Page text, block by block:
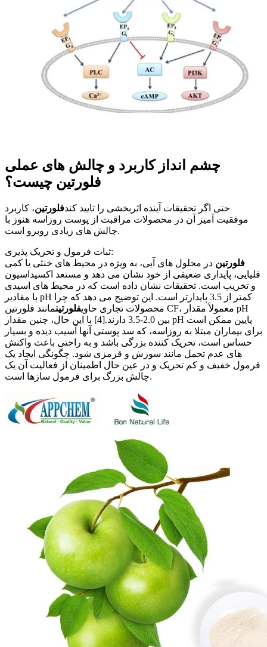
چشم انداز کاربرد و چالش های عملی
فلورتین چیست؟
حتی اگر تحقیقات آینده اثربخشی را تایید کندفلورتین، کاربرد
موفقیت آمیز آن در محصولات مراقبت از پوست روزاسه هنوز با
چالش های زیادی روبرو است.
ثبات فرمول و تحریک پذیری:
فلورتین در محلول های آبی، به ویژه در محیط های خنثی یا کمی
قلیایی، پایداری ضعیفی از خود نشان می دهد و مستعد اکسیداسیون
و تخریب است. تحقیقات نشان داده است که در محیط های اسیدی
با مقادیر pH کمتر از 3.5 پایدارتر است. این توضیح می دهد که چرا
محصولات تجاری حاویفلورتینمانند فلورتین CF، معمولاً مقدار pH
بین 2.0-3.5 دارند.[4] با این حال، چنین مقدار pH پایین ممکن است
برای بیماران مبتلا به روزاسه، که سد پوستی آنها آسیب دیده و بسیار
حساس است، تحریک کننده بزرگی باشد و به راحتی باعث واکنش
های عدم تحمل مانند سوزش و قرمزی شود. چگونگی ایجاد یک
فرمول خفیف و کم تحریک و در عین حال اطمینان از فعالیت آن یک
چالش بزرگ برای فرمول سازها است.